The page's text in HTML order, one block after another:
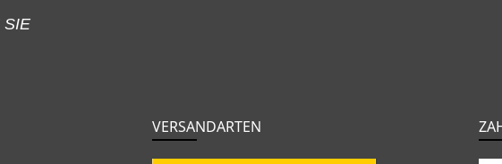
SIE
VERSANDARTEN